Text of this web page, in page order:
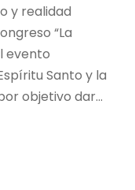
y realidad
“La
evento
Santo y la
objetivo dar...